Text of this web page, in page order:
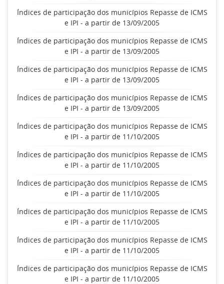
Índices de participação dos municípios Repasse de ICMS
e IPI - a partir de 13/09/2005
Índices de participação dos municípios Repasse de ICMS
e IPI - a partir de 13/09/2005
Índices de participação dos municípios Repasse de ICMS
e IPI - a partir de 13/09/2005
Índices de participação dos municípios Repasse de ICMS
e IPI - a partir de 13/09/2005
Índices de participação dos municípios Repasse de ICMS
e IPI - a partir de 11/10/2005
Índices de participação dos municípios Repasse de ICMS
e IPI - a partir de 11/10/2005
Índices de participação dos municípios Repasse de ICMS
e IPI - a partir de 11/10/2005
Índices de participação dos municípios Repasse de ICMS
e IPI - a partir de 11/10/2005
Índices de participação dos municípios Repasse de ICMS
e IPI - a partir de 11/10/2005
Índices de participação dos municípios Repasse de ICMS
e IPI - a partir de 11/10/2005